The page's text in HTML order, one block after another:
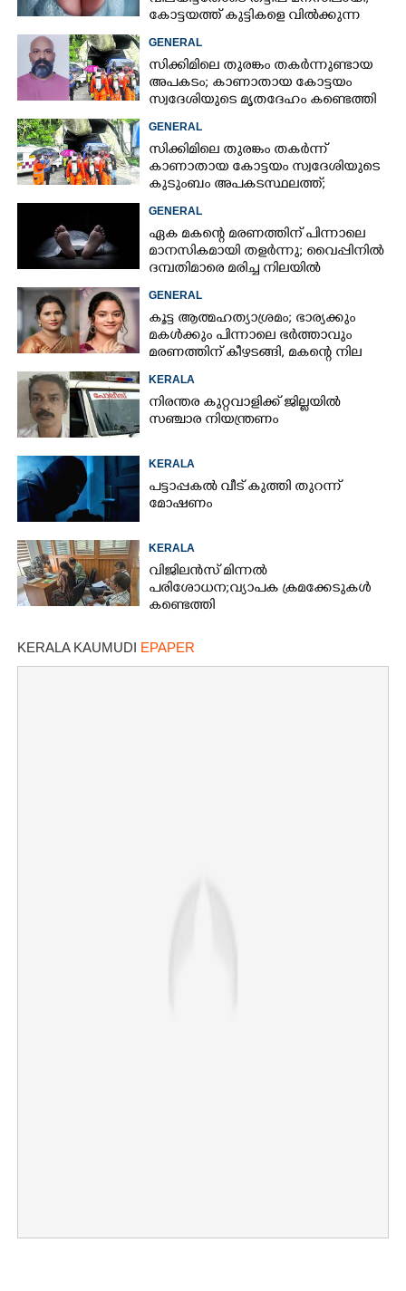
കോട്ടയത്ത് കുട്ടികളെ വിൽക്കുന്ന
സംഘം'; കൂടുതൽ
വെളിപ്പെടുത്തലുമായി ഗർഭിണി
GENERAL
സിക്കിമിലെ തുരങ്കം തകർന്നുണ്ടായ
അപകടം; കാണാതായ കോട്ടയം
സ്വദേശിയുടെ മൃതദേഹം കണ്ടെത്തി
GENERAL
സിക്കിമിലെ തുരങ്കം തകർന്ന്
കാണാതായ കോട്ടയം സ്വദേശിയുടെ
കുടുംബം അപകടസ്ഥലത്ത്;
രക്ഷാപ്രവർത്തനം ദുഷ്‌കരമെന്ന്
വിവരം
GENERAL
ഏക മകന്റെ മരണത്തിന് പിന്നാലെ
മാനസികമായി തളർന്നു; വൈപ്പിനിൽ
ദമ്പതിമാരെ മരിച്ച നിലയിൽ
കണ്ടെത്തി
GENERAL
കൂട്ട ആത്മഹത്യാശ്രമം; ഭാര്യക്കും
മകൾക്കും പിന്നാലെ ഭർത്താവും
മരണത്തിന് കീഴടങ്ങി, മകന്റെ നില
അതീവ ഗുരുതരം
KERALA
നിരന്തര കുറ്റവാളിക്ക് ജില്ലയിൽ
സഞ്ചാര നിയന്ത്രണം
KERALA
പട്ടാപ്പകൽ വീട് കുത്തി തുറന്ന്
മോഷണം
KERALA
വിജിലൻസ് മിന്നൽ
പരിശോധന; വ്യാപക ക്രമക്കേടുകൾ
കണ്ടെത്തി
KERALA KAUMUDI EPAPER